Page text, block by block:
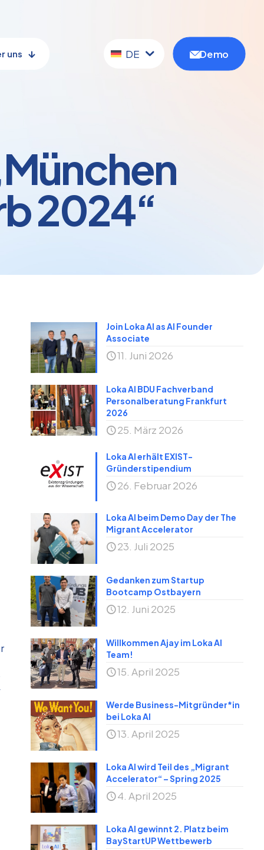
uns DE Demo
2024“
Join Loka AI as AI Founder
Associate
11. Juni 2026
Loka AI BDU Fachverband
Personalberatung Frankfurt
2026
25. März 2026
Loka AI erhält EXIST-
Gründerstipendium
26. Februar 2026
Loka AI beim Demo Day der The
Migrant Accelerator
23. Juli 2025
Gedanken zum Startup
Bootcamp Ostbayern
12. Juni 2025
Willkommen Ajay im Loka AI
Team!
15. April 2025
Werde Business-Mitgründer*in
bei Loka AI
13. April 2025
Loka AI wird Teil des „Migrant
Accelerator“ – Spring 2025
4. April 2025
Loka AI gewinnt 2. Platz beim
BayStartUP Wettbewerb